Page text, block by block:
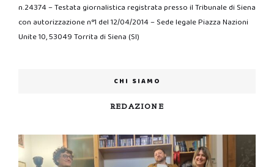
n.24374 – Testata giornalistica registrata presso il Tribunale di Siena
con autorizzazione n°1 del 12/04/2014 – Sede legale Piazza Nazioni
Unite 10, 53049 Torrita di Siena (SI)
CHI SIAMO
REDAZIONE